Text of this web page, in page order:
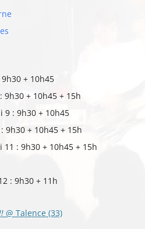
+ 10h45
9h30 + 10h45 + 15h
9 : 9h30 + 10h45
9h30 + 10h45 + 15h
11 : 9h30 + 10h45 + 15h
: 9h30 + 11h
@ Talence (33)